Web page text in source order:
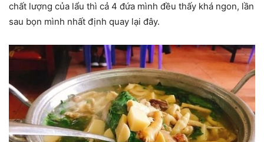
chất lượng của lẩu thì cả 4 đứa mình đều thấy khá ngon, lần
sau bọn mình nhất định quay lại đây.